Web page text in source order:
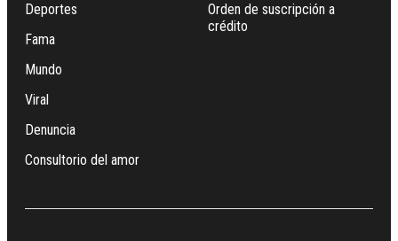
Deportes
Fama
Mundo
Viral
Denuncia
Consultorio del amor
Orden de suscripción a
crédito